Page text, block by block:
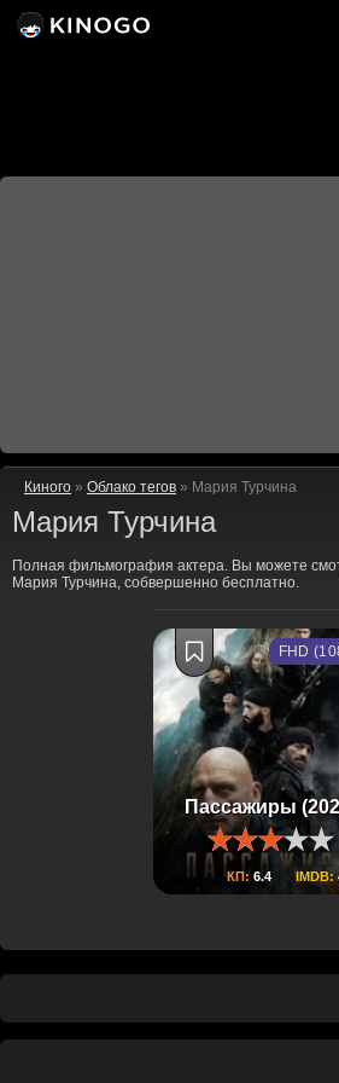
Киного » Облако тегов » Мария Турчина
Мария Турчина
Полная фильмография актера. Вы можете
Мария Турчина, собвершенно бесплатно.
Пассажиры
КП: 6.4 IMDB:
FHD